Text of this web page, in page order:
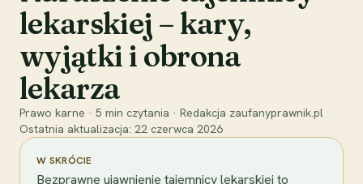
lekarskiej – kary,
wyjątki i obrona
lekarza
Prawo karne · 5 min czytania · Redakcja zaufanyprawnik.pl
Ostatnia aktualizacja: 22 czerwca 2026
W SKRÓCIE
Bezprawne ujawnienie tajemnicy lekarskiej to